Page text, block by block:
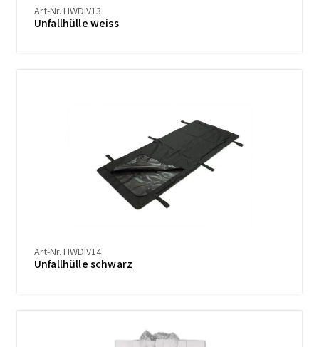
Art-Nr. HWDIV13
Unfallhülle weiss
Art-Nr. HWDIV14
Unfallhülle schwarz